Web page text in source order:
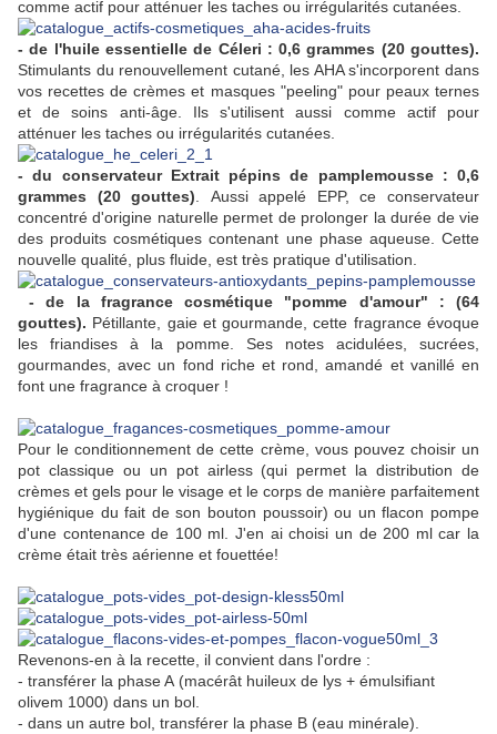
comme actif pour atténuer les taches ou irrégularités cutanées.
- de l'huile essentielle de Céleri : 0,6 grammes (20 gouttes).
Stimulants du renouvellement cutané, les AHA s'incorporent dans
vos recettes de crèmes et masques "peeling" pour peaux ternes
et de soins anti-âge. Ils s'utilisent aussi comme actif pour
atténuer les taches ou irrégularités cutanées.
- du conservateur Extrait pépins de pamplemousse : 0,6
grammes (20 gouttes)
Aussi appelé EPP, ce conservateur
concentré d'origine naturelle permet de prolonger la durée de vie
des produits cosmétiques contenant une phase aqueuse. Cette
nouvelle qualité, plus fluide, est très pratique d'utilisation.
- de la fragrance cosmétique "pomme d'amour" : (64
gouttes). Pétillante, gaie et gourmande, cette fragrance évoque
les friandises à la pomme. Ses notes acidulées, sucrées,
gourmandes, avec un fond riche et rond, amandé et vanillé en
font une fragrance à croquer !
Pour le conditionnement de cette crème, vous pouvez choisir un
pot classique ou un pot airless (qui permet la distribution de
crèmes et gels pour le visage et le corps de manière parfaitement
hygiénique du fait de son bouton poussoir) ou un flacon pompe
d'une contenance de 100 ml. J'en ai choisi un de 200 ml car la
crème était très aérienne et fouettée!
Revenons-en à la recette, il convient dans l'ordre :
- transférer la phase A (macérât huileux de lys + émulsifiant
olivem 1000) dans un bol.
- dans un autre bol, transférer la phase B (eau minérale)